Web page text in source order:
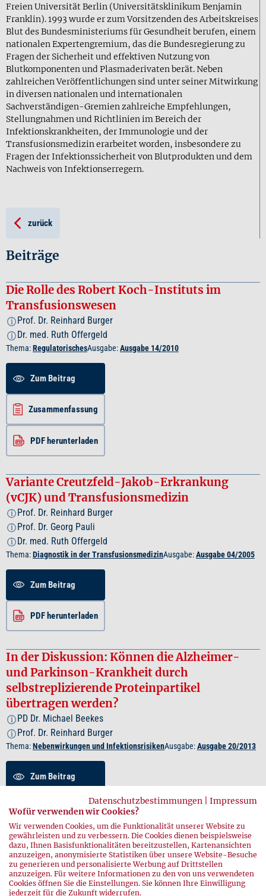
Freien Universität Berlin (Universitätsklinikum Benjamin
Franklin). 1993 wurde er zum Vorsitzenden des Arbeitskreises
Blut des Bundesministeriums für Gesundheit berufen, einem
nationalen Expertengremium, das die Bundesregierung zu
Fragen der Sicherheit und effektiven Nutzung von
Blutkomponenten und Plasmaderivaten berät. Neben
zahlreichen Veröffentlichungen sind unter seiner Mitwirkung
in diversen nationalen und internationalen
Sachverständigen-Gremien zahlreiche Empfehlungen,
Stellungnahmen und Richtlinien im Bereich der
Infektionskrankheiten, der Immunologie und der
Transfusionsmedizin erarbeitet worden, insbesondere zu
Fragen der Infektionssicherheit von Blutprodukten und dem
Nachweis von Infektionserregern.
zurück
Beiträge
Die Rolle des Robert Koch-Instituts im
Transfusionswesen
i Prof. Dr. Reinhard Burger
i Dr. med. Ruth Offergeld
Thema:RegulatorischesAusgabe:Ausgabe 14/2010
Zum Beitrag
Zusammenfassung
PDF herunterladen
Variante Creutzfeld-Jakob-Erkrankung
(vCJK) und Transfusionsmedizin
i Prof. Dr. Reinhard Burger
i Prof. Dr. Georg Pauli
i Dr. med. Ruth Offergeld
Thema:Diagnostik in der TransfusionsmedizinAusgabe:Ausgabe 04/2005
Zum Beitrag
PDF herunterladen
In der Diskussion: Können die Alzheimer-
und Parkinson-Krankheit durch
selbstreplizierende Proteinpartikel
übertragen werden?
i PD Dr. Michael Beekes
i Prof. Dr. Reinhard Burger
Thema:Nebenwirkungen und InfektionsrisikenAusgabe:Ausgabe 20/2013
Zum Beitrag
Zusammenfassung
PDF herunterladen
Datenschutzbestimmungen
Impressum
Wofür verwenden wir Cookies?
Wir verwenden Cookies, um die Funktionalität unserer Website zu
gewährleisten und zu verbessern. Die Cookies dienen beispielsweise
dazu, Ihnen Basisfunktionalitäten bereitzustellen, Kartenansichten
anzuzeigen, anonymisierte Statistiken über unsere Website-Besuche
zu generieren und personalisierte Werbung auf Drittstellen
anzuzeigen. Für weitere Informationen zu den von uns verwendeten
Cookies öffnen Sie die Einstellungen. Sie können Ihre Einwilligung
jederzeit für die Zukunft widerrufen.